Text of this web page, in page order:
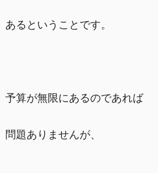
あるということです。
予算が無限にあるのであれば
問題ありませんが、